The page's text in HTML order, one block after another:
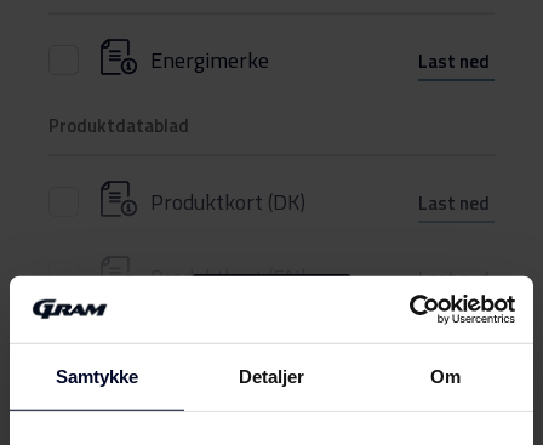
Samtykke Detaljer Om
Energimerke Last ned
Produktdatablad
Produktkort (DK) Last ned
Produktkort (EN) Last ned
Produktkort (FI) Last ned